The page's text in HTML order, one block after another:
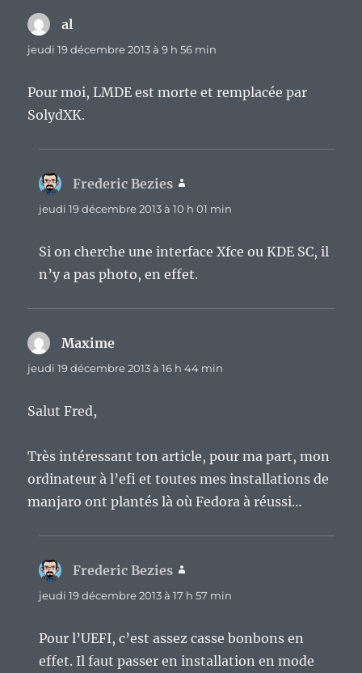
al
jeudi 19 décembre 2013 à 9 h 56 min
Pour moi, LMDE est morte et remplacée par
SolydXK.
Frederic Bezies
jeudi 19 décembre 2013 à 10 h 01 min
Si on cherche une interface Xfce ou KDE SC, il
n’y a pas photo, en effet.
Maxime
jeudi 19 décembre 2013 à 16 h 44 min
Salut Fred,
Très intéressant ton article, pour ma part, mon
ordinateur à l’efi et toutes mes installations de
manjaro ont plantés là où Fedora à réussi…
Frederic Bezies
jeudi 19 décembre 2013 à 17 h 57 min
Pour l’UEFI, c’est assez casse bonbons en
effet. Il faut passer en installation en mode